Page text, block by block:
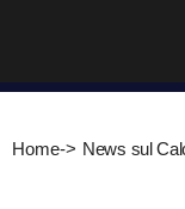
contenuto
Home-> News sul